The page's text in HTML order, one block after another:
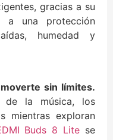
gracias a su
a una protección
humedad y
sin límites.
de la música, los
mientras exploran
Buds 8 Lite se